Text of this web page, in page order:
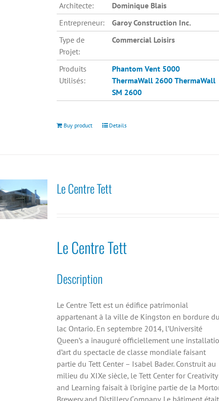
Architecte:
Dominique Blais
Entrepreneur:
Garoy Construction Inc.
Type de
Projet:
Commercial Loisirs
Produits
Utilisés:
Phantom Vent 5000
ThermaWall 2600 ThermaWall
SM 2600
Buy product Details
Le Centre Tett
Le Centre Tett
Description
Le Centre Tett est un édifice patrimonial
appartenant à la ville de Kingston en bordure
lac Ontario. En septembre 2014, l’Université
Queen’s a inauguré officiellement une
d’art du spectacle de classe mondiale faisant
partie du Tett Center – Isabel Bader. Construit au
milieu du XIXe siècle, le Tett Center for Creativity
and Learning faisait à l’origine partie de la